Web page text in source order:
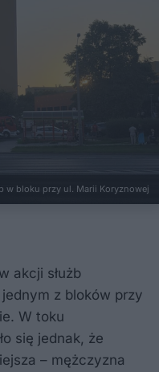
w bloku przy ul. Marii Koryznowej
akcji służb
z bloków przy
W toku
się jednak, że
– mężczyzna